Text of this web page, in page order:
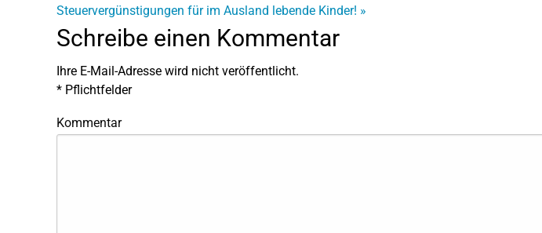
Steuervergünstigungen für im Ausland lebende Kinder! »
Schreibe einen Kommentar
Ihre E-Mail-Adresse wird nicht veröffentlicht.
* Pflichtfelder
Kommentar